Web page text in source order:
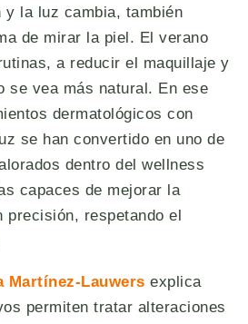
y la luz cambia, también
de mirar la piel. El verano
a reducir el maquillaje y
se vea más natural. En ese
dermatológicos con
se han convertido en uno de
dentro del wellness
capaces de mejorar la
precisión, respetando el
Martínez-Lauwers explica
permiten tratar alteraciones